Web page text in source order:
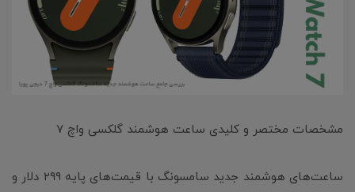
مشخصات مختصر و کلیدی ساعت هوشمند گلکسی واچ 7
ساعت‌های هوشمند جدید سامسونگ با قیمت‌های پایه ۲۹۹ دلار و